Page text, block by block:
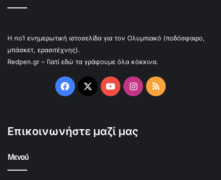
Η no1 ενημερωτική ιστοσελίδα για τον Ολυμπιακό (ποδόσφαιρο,
μπάσκετ, ερασιτέχνης).
Redpen.gr – Γιατί εδώ τα γράφουμε όλα κόκκινα.
Facebook
X YouTubeInstagram
RSS
Επικοινωνήστε μαζί μας
Μενού